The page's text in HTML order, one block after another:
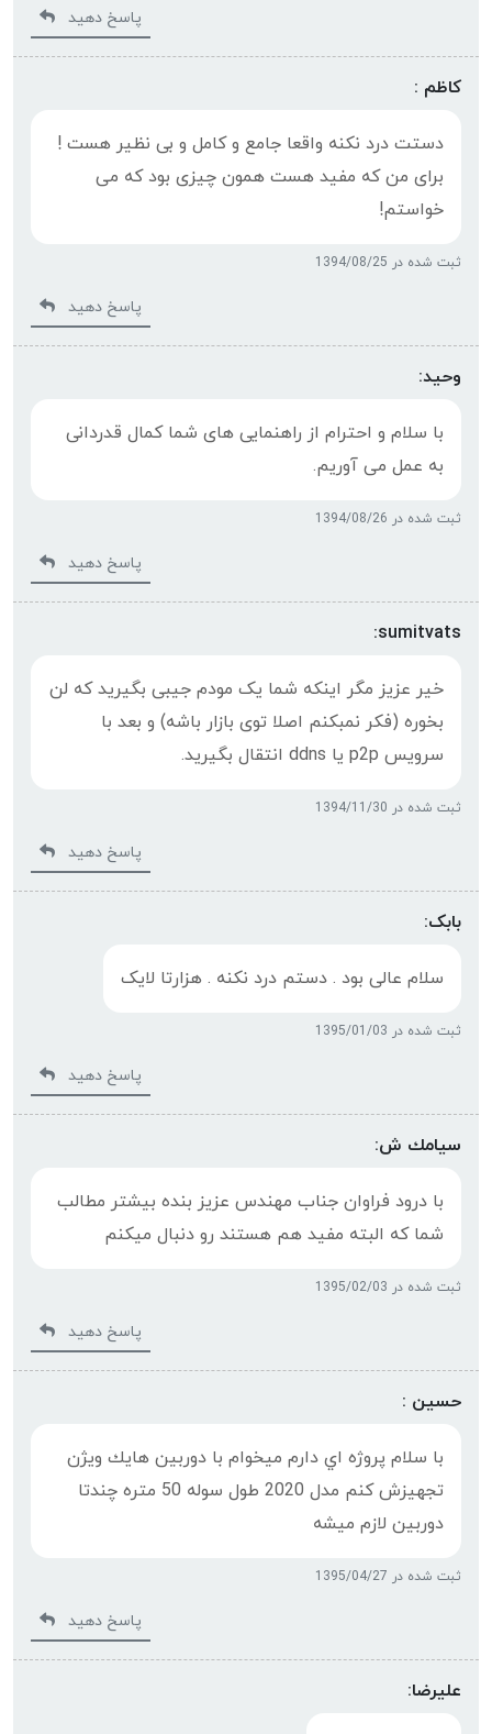
پاسخ دهید
کاظم :
دستت درد نکنه واقعا جامع و کامل و بی نظیر هست !
برای من که مفید هست همون چیزی بود که می
خواستم!
ثبت شده در 1394/08/25
پاسخ دهید
وحید:
با سلام و احترام از راهنمایی های شما کمال قدردانی
به عمل می آوریم.
ثبت شده در 1394/08/26
پاسخ دهید
sumitvats:
خیر عزیز مگر اینکه شما یک مودم جیبی بگیرید که لن
بخوره (فکر نمبکنم اصلا توی بازار باشه) و بعد با
سرویس p2p یا ddns انتقال بگیرید.
ثبت شده در 1394/11/30
پاسخ دهید
بابک:
سلام عالی بود . دستم درد نکنه . هزارتا لایک
ثبت شده در 1395/01/03
پاسخ دهید
سيامك ش:
با درود فراوان جناب مهندس عزيز بنده بيشتر مطالب
شما كه البته مفيد هم هستند رو دنبال ميكنم
ثبت شده در 1395/02/03
پاسخ دهید
حسين :
با سلام پروژه اي دارم ميخوام با دوربين هايك ويژن
تجهيزش كنم مدل 2020 طول سوله 50 متره چندتا
دوربين لازم ميشه
ثبت شده در 1395/04/27
پاسخ دهید
علیرضا: